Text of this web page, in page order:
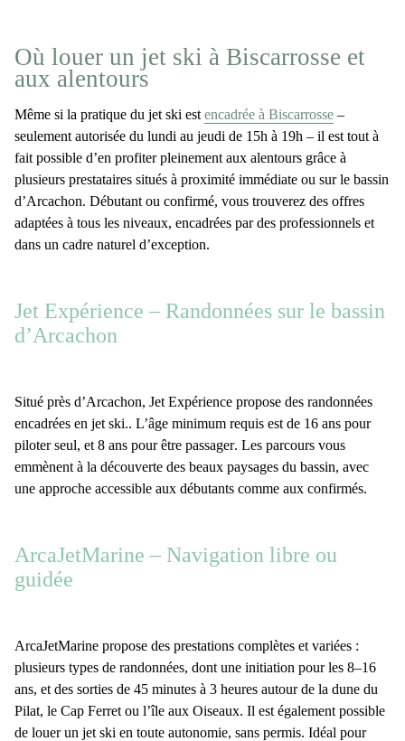
Où louer un jet ski à Biscarrosse et
aux alentours
Même si la pratique du jet ski est encadrée à Biscarrosse –
seulement autorisée du lundi au jeudi de 15h à 19h – il est tout à
fait possible d’en profiter pleinement aux alentours grâce à
plusieurs prestataires situés à proximité immédiate ou sur le bassin
d’Arcachon. Débutant ou confirmé, vous trouverez des offres
adaptées à tous les niveaux, encadrées par des professionnels et
dans un cadre naturel d’exception.
Jet Expérience – Randonnées sur le bassin
d’Arcachon
Situé près d’Arcachon, Jet Expérience propose des randonnées
encadrées en jet ski.. L’âge minimum requis est de 16 ans pour
piloterseul, et 8 ans pour être passager. Les parcours vous
emmènent à la découverte des beaux paysages du bassin, avec
une approche accessible aux débutants comme aux confirmés.
ArcaJetMarine – Navigation libre ou
guidée
ArcaJetMarine propose des prestations complètes et variées :
plusieurs types de randonnées, dont une initiation pour les 8–16
ans, et des sorties de 45 minutes à 3 heures autour de la dune du
Pilat, le Cap Ferret ou l’île aux Oiseaux. Il est également possible
de louer un jet ski en toute autonomie, sans permis. Idéal pour